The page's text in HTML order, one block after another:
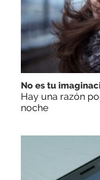
No es tu
Hay una razón
noche